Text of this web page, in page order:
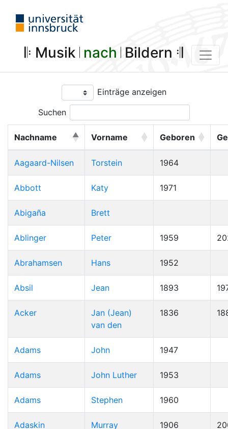
𝄆 Musik 𝄀 nach 𝄀 Bildern 𝄇
Einträge anzeigen
Suchen
Nachname Vorname Geboren
Aagaard-Nilsen Torstein 1964
Abbott Katy 1971
Abigaña Brett
Ablinger Peter 1959
Abrahamsen Hans 1952
Absil Jean 1893
Acker
Jan (Jean)
van den
1836
Adams John 1947
Adams John Luther 1953
Adams Stephen 1960
Adaskin Murray 1906